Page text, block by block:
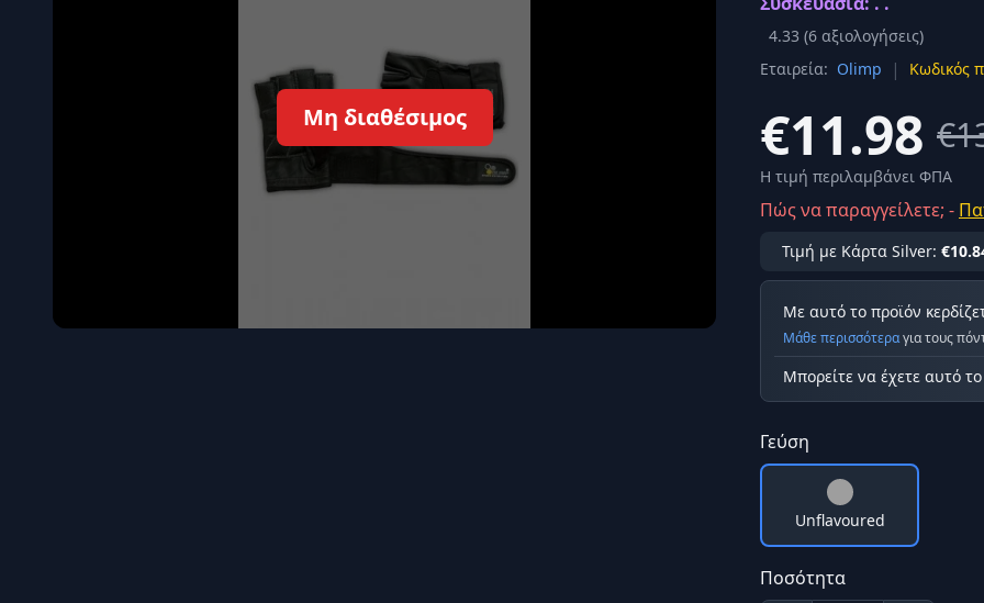
Διεγερτικά
Τεστοστερόνης
Προβολή όλων των αποτελεσμάτων
Μη διαθέσιμος
4.33 (6 αξιολογήσεις)
Εταιρεία: Olimp | Κωδικός
€11.98
Η τιμή περιλαμβάνει ΦΠΑ
Πώς να παραγγείλετε; -
Τιμή με Κάρτα Silver:
Με αυτό το προϊόν
Μάθε περισσότεραγια τους
Μπορείτε να έχετε αυτό
Γεύση
Unflavoured
Ποσότητα
Σύνδεση
Εγγραφείτε εδώ
Επιστροφή